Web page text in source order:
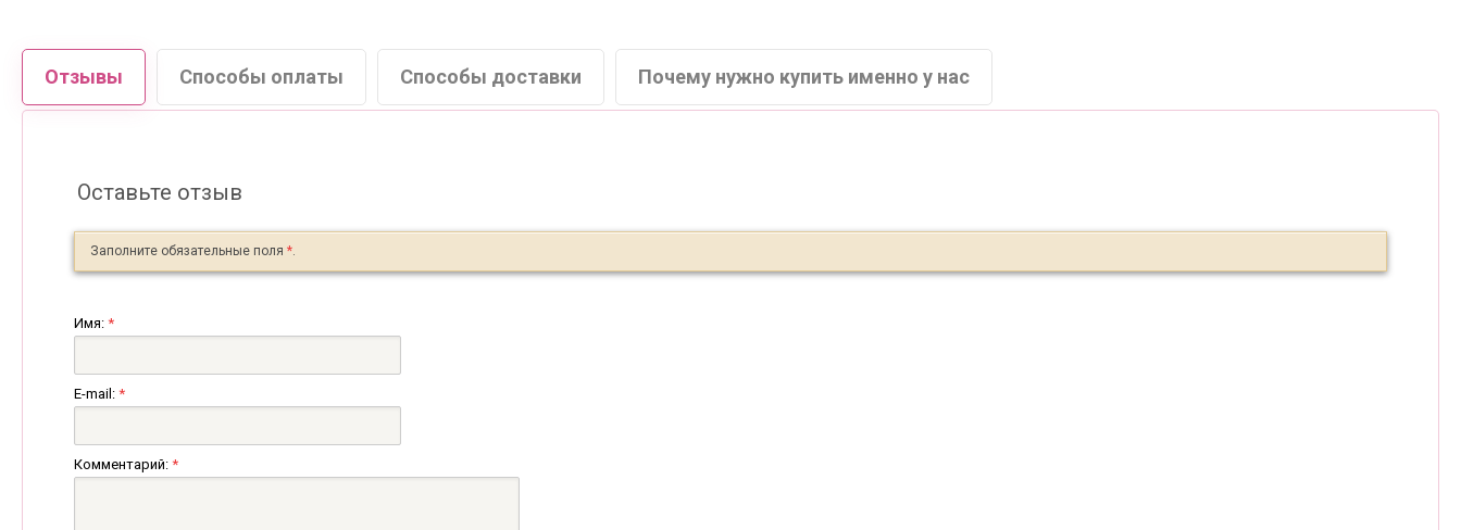
Отзывы Способы оплаты Способы доставки Почему нужно купить именно у нас
Оставьте отзыв
Заполните обязательные поля *.
Имя: *
E-mail: *
Комментарий: *